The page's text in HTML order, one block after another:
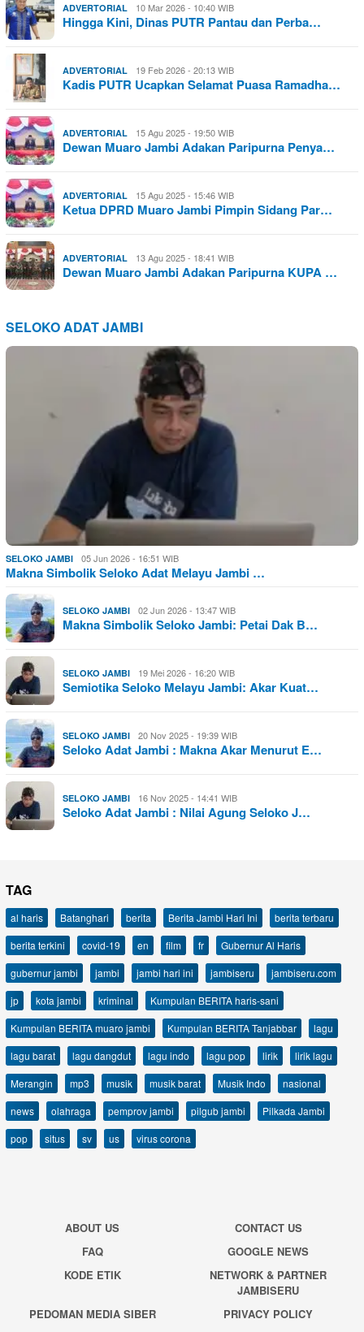
ADVERTORIAL 10 Mar 2026 - 10:40 WIB
Hingga Kini, Dinas PUTR Pantau dan Perba…
ADVERTORIAL 19 Feb 2026 - 20:13 WIB
Kadis PUTR Ucapkan Selamat Puasa Ramadha…
ADVERTORIAL 15 Agu 2025 - 19:50 WIB
Dewan Muaro Jambi Adakan Paripurna Penya…
ADVERTORIAL 15 Agu 2025 - 15:46 WIB
Ketua DPRD Muaro Jambi Pimpin Sidang Par…
ADVERTORIAL 13 Agu 2025 - 18:41 WIB
Dewan Muaro Jambi Adakan Paripurna KUPA …
SELOKO ADAT JAMBI
SELOKO JAMBI 05 Jun 2026 - 16:51 WIB
Makna Simbolik Seloko Adat Melayu Jambi …
SELOKO JAMBI 02 Jun 2026 - 13:47 WIB
Makna Simbolik Seloko Jambi: Petai Dak B…
SELOKO JAMBI 19 Mei 2026 - 16:20 WIB
Semiotika Seloko Melayu Jambi: Akar Kuat…
SELOKO JAMBI 20 Nov 2025 - 19:39 WIB
Seloko Adat Jambi : Makna Akar Menurut E…
SELOKO JAMBI 16 Nov 2025 - 14:41 WIB
Seloko Adat Jambi : Nilai Agung Seloko J…
TAG
al haris Batanghari berita Berita Jambi Hari Ini
berita terbaru
berita terkini
covid-19 en film fr
Gubernur Al Haris
gubernur jambi
jambi jambi hari ini jambiseru
jambiseru.com
jp
kota jambi kriminal
Kumpulan BERITA haris-sani
Kumpulan BERITA muaro jambi
Kumpulan BERITA Tanjabbar
lagu
lagu barat
lagu dangdut lagu indo lagu pop lirik
lirik lagu
Merangin
mp3 musik musik barat Musik Indo
nasional
news
olahraga pemprov jambi pilgub jambi
Pilkada Jambi
pop
situs sv us virus corona
ABOUT US
CONTACT US
FAQ
GOOGLE NEWS
KODE ETIK
NETWORK & PARTNER
JAMBISERU
PEDOMAN MEDIA SIBER
PRIVACY POLICY